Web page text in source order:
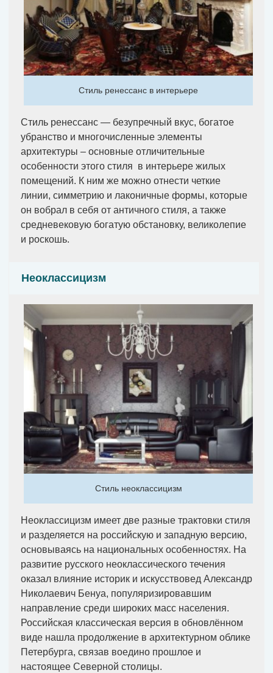
Стиль ренессанс в интерьере
Стиль ренессанс — безупречный вкус, богатое
убранство и многочисленные элементы
архитектуры – основные отличительные
особенности этого стиля в интерьере жилых
помещений. К ним же можно отнести четкие
линии, симметрию и лаконичные формы, которые
он вобрал в себя от античного стиля, а также
средневековую богатую обстановку, великолепие
и роскошь.
Неоклассицизм
Стиль неоклассицизм
Неоклассицизм имеет две разные трактовки стиля
и разделяется на российскую и западную версию,
основываясь на национальных особенностях. На
развитие русского неоклассического течения
оказал влияние историк и искусствовед Александр
Николаевич Бенуа, популяризировавшим
направление среди широких масс населения.
Российская классическая версия в обновлённом
виде нашла продолжение в архитектурном облике
Петербурга, связав воедино прошлое и
настоящее Северной столицы.